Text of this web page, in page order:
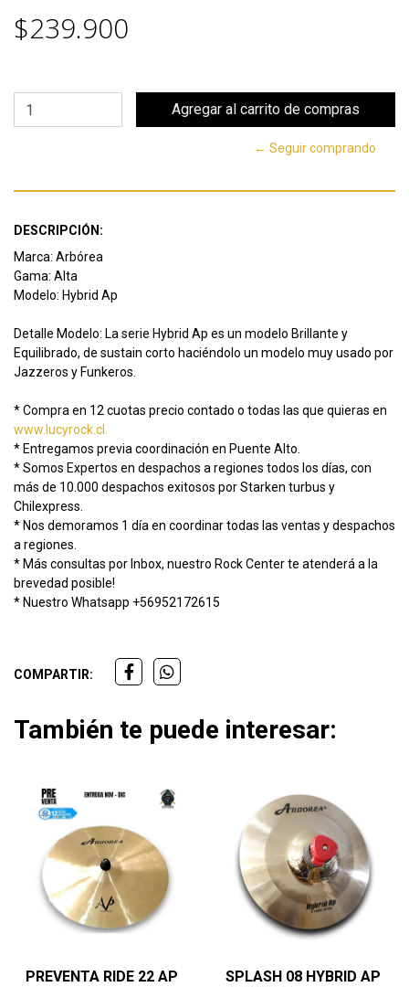
$239.900
← Seguir comprando
DESCRIPCIÓN:
Marca: Arbórea
Gama: Alta
Modelo: Hybrid Ap
Detalle Modelo: La serie Hybrid Ap es un modelo Brillante y
Equilibrado, de sustain corto haciéndolo un modelo muy usado por
Jazzeros y Funkeros.
* Compra en 12 cuotas precio contado o todas las que quieras en
www.lucyrock.cl.
* Entregamos previa coordinación en Puente Alto.
* Somos Expertos en despachos a regiones todos los días, con
más de 10.000 despachos exitosos por Starken turbus y
Chilexpress.
* Nos demoramos 1 día en coordinar todas las ventas y despachos
a regiones.
* Más consultas por Inbox, nuestro Rock Center te atenderá a la
brevedad posible!
* Nuestro Whatsapp +56952172615
COMPARTIR:
También te puede interesar:
PREVENTA RIDE 22 AP
SPLASH 08 HYBRID AP